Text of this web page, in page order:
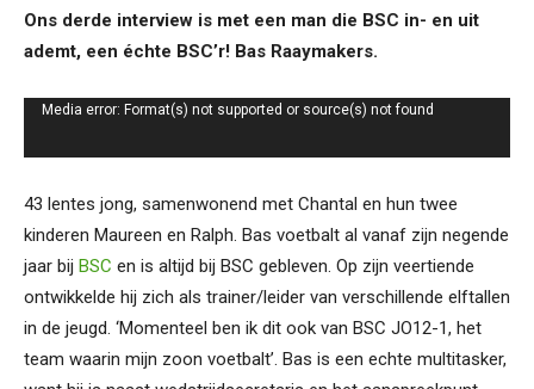
Ons derde interview is met een man die BSC in- en uit
ademt, een échte BSC’r! Bas Raaymakers.
Videospeler
Media error: Format(s) not supported or source(s) not found
Bestand downloaden: https://voetbaljournaal.com/wp-
43 lentes jong, samenwonend met Chantal en hun twee
kinderen Maureen en Ralph. Bas voetbalt al vanaf zijn negende
jaar bij BSC en is altijd bij BSC gebleven. Op zijn veertiende
ontwikkelde hij zich als trainer/leider van verschillende elftallen
in de jeugd. ‘Momenteel ben ik dit ook van BSC JO12-1, het
team waarin mijn zoon voetbalt’. Bas is een echte multitasker,